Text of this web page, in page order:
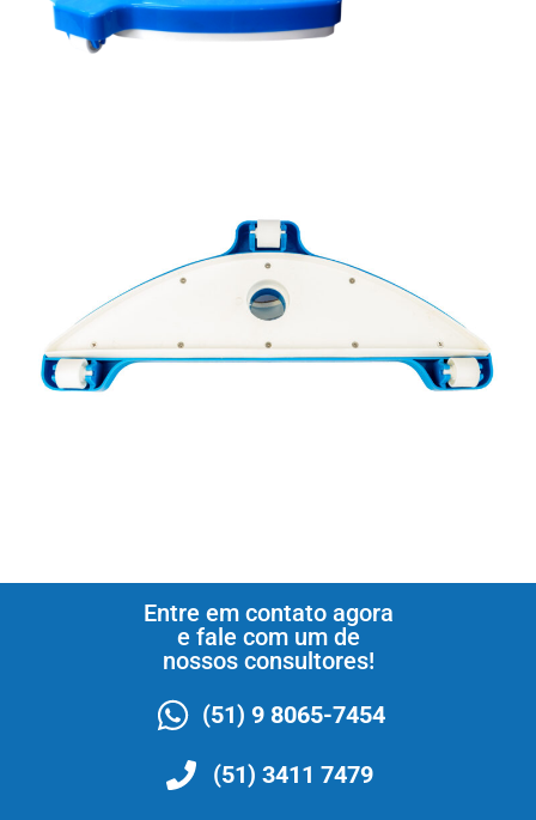
Entre em contato agora
e fale com um de
nossos consultores!
(51) 9 8065-7454
(51) 3411 7479